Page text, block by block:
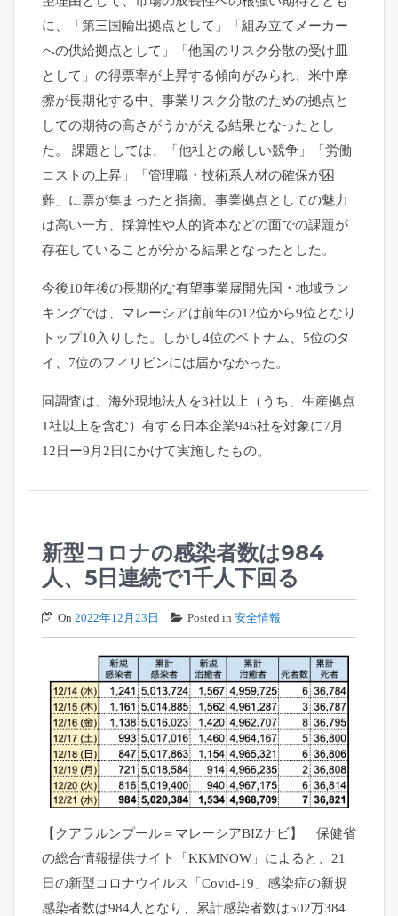
に、「 第三国輸出拠点として」「組み立てメーカー
への供給拠点として」
「他国のリスク分散の受け皿
として」 の得票率が上昇する傾向がみられ、米中摩
擦が長期化する中、 事業リスク分散のための拠点と
しての期待の高さがうかがえる結果となったとし
た。 課題としては、「他社との厳しい競争」「労働
コストの上昇」「 管理職・技術系人材の確保が困
難」に票が集まったと指摘。 事業拠点としての魅力
は高い一方、 採算性や人的資本などの面での課題が
存在していることが分かる結果となったとした。
今後10年後の長期的な有望事業展開先国・地域ラン
キングでは、 マレーシアは前年の12位から9位となり
トップ10入りした。
しかし4位のベトナム、5位のタ
イ、 7位のフィリピンには届かなかった。
同調査は、海外現地法人を3社以上（うち、 生産拠点
1社以上を含む） 有する日本企業946社を対象に7月
12日ー9月2日にかけて実施したもの。
新型コロナの感染者数は984
人、5日連続で1千人下回る
On 2022年12月23日 Posted in 安全情報
【クアラルンプール＝マレーシアBIZナビ】 保健省
の総合情報提供サイト「KKMNOW」によると、21
日の新型コロナウイルス「Covid-19」感染症の新規
感染者数は984人となり、累計感染者数は502万384